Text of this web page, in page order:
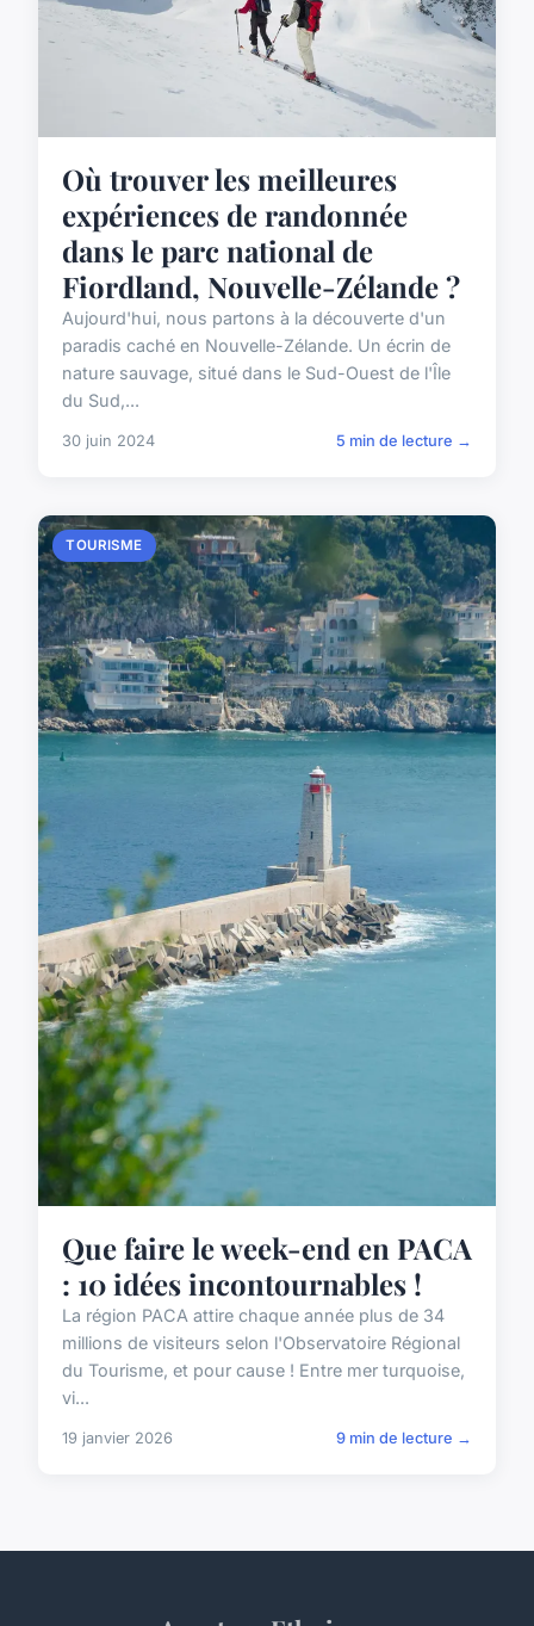
Où trouver les meilleures
expériences de randonnée
dans le parc national de
Fiordland, Nouvelle-Zélande ?
Aujourd'hui, nous partons à la découverte d'un
paradis caché en Nouvelle-Zélande. Un écrin de
nature sauvage, situé dans le Sud-Ouest de l'Île
du Sud,...
30 juin 2024 5 min de lecture →
TOURISME
Que faire le week-end en PACA
: 10 idées incontournables !
La région PACA attire chaque année plus de 34
millions de visiteurs selon l'Observatoire Régional
du Tourisme, et pour cause ! Entre mer turquoise,
vi...
19 janvier 2026 9 min de lecture →